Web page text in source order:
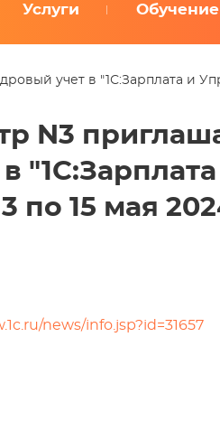
Услуги Обучение
учет в "1С:Зарплата и
N3
по 15 мая
news/info.jsp?id=31657